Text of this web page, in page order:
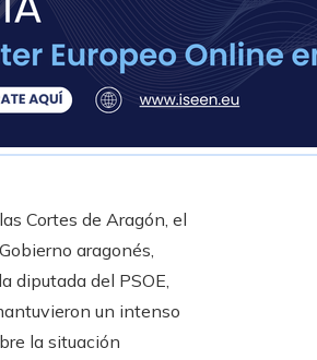
Cortes de Aragón, el
aragonés,
diputada del PSOE,
un intenso
la situación